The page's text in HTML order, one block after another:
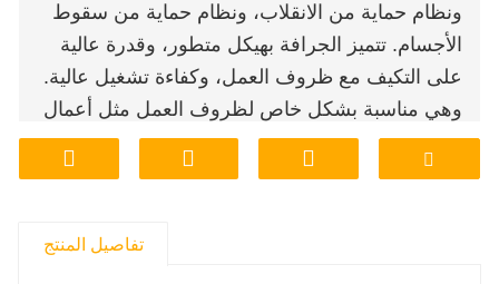
ونظام حماية من الانقلاب، ونظام حماية من سقوط
الأجسام. تتميز الجرافة بهيكل متطور، وقدرة عالية
على التكيف مع ظروف العمل، وكفاءة تشغيل عالية.
وهي مناسبة بشكل خاص لظروف العمل مثل أعمال
الحفر وتكسير الصخور في مشاريع التعدين والبناء
وغيرها.
تفاصيل المنتج